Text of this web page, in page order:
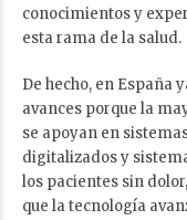
conocimientos y
esta rama de la salud.
De hecho, en España
avances porque la
se apoyan en
digitalizados y
los pacientes sin
que la tecnología